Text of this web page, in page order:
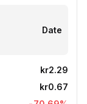
Date
kr2.29
kr0.67